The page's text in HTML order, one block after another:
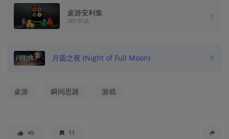
桌游安利集
385 作品
月圆之夜 (Night of Full Moon)
桌游 瞬间思路 游戏
45 11